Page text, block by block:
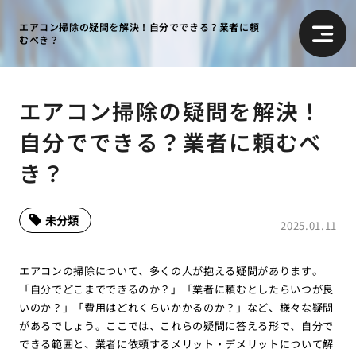
エアコン掃除の疑問を解決！自分でできる？業者に頼
むべき？
エアコン掃除の疑問を解決！
自分でできる？業者に頼むべ
き？
2025.01.11
未分類
エアコンの掃除について、多くの人が抱える疑問があります。
「自分でどこまでできるのか？」「業者に頼むとしたらいつが良
いのか？」「費用はどれくらいかかるのか？」など、様々な疑問
があるでしょう。ここでは、これらの疑問に答える形で、自分で
できる範囲と、業者に依頼するメリット・デメリットについて解